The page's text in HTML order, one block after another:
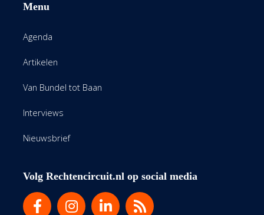
Menu
Agenda
Artikelen
Van Bundel tot Baan
Interviews
Nieuwsbrief
Volg Rechtencircuit.nl op social media